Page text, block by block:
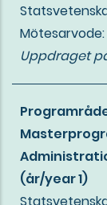
Mötesarvode:
Uppdraget
(år/year 1)